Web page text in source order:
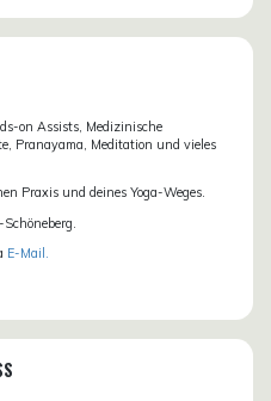
on Assists, Medizinische
Pranayama, Meditation und vieles
Praxis und deines Yoga-Weges.
E-Mail.